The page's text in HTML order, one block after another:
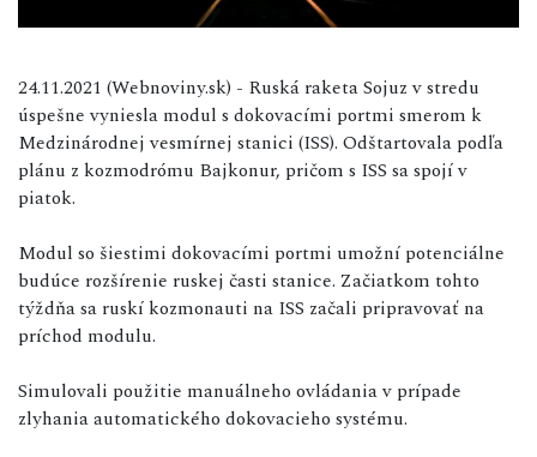
24.11.2021 (Webnoviny.sk) - Ruská raketa Sojuz v stredu
úspešne vyniesla modul s dokovacími portmi smerom k
Medzinárodnej vesmírnej stanici (ISS). Odštartovala podľa
plánu z kozmodrómu Bajkonur, pričom s ISS sa spojí v
piatok.
Modul so šiestimi dokovacími portmi umožní potenciálne
budúce rozšírenie ruskej časti stanice. Začiatkom tohto
týždňa sa ruskí kozmonauti na ISS začali pripravovať na
príchod modulu.
Simulovali použitie manuálneho ovládania v prípade
zlyhania automatického dokovacieho systému.